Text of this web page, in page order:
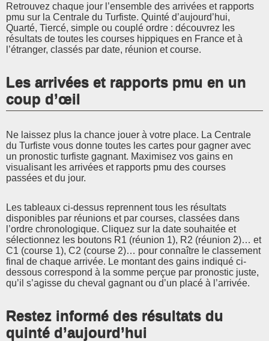
Retrouvez chaque jour l’ensemble des arrivées et rapports
pmu sur la Centrale du Turfiste. Quinté d’aujourd’hui,
Quarté, Tiercé, simple ou couplé ordre : découvrez les
résultats de toutes les courses hippiques en France et à
l’étranger, classés par date, réunion et course.
Les arrivées et rapports pmu en un
coup d’œil
Ne laissez plus la chance jouer à votre place. La Centrale
du Turfiste vous donne toutes les cartes pour gagner avec
un pronostic turfiste gagnant. Maximisez vos gains en
visualisant les arrivées et rapports pmu des courses
passées et du jour.
Les tableaux ci-dessus reprennent tous les résultats
disponibles par réunions et par courses, classées dans
l’ordre chronologique. Cliquez sur la date souhaitée et
sélectionnez les boutons R1 (réunion 1), R2 (réunion 2)… et
C1 (course 1), C2 (course 2)… pour connaître le classement
final de chaque arrivée. Le montant des gains indiqué ci-
dessous correspond à la somme perçue par pronostic juste,
qu’il s’agisse du cheval gagnant ou d’un placé à l’arrivée.
Restez informé des résultats du
quinté d’aujourd’hui